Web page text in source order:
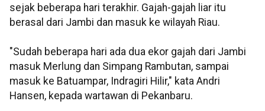
sejak beberapa hari terakhir. Gajah-gajah liar itu
berasal dari Jambi dan masuk ke wilayah Riau.
"Sudah beberapa hari ada dua ekor gajah dari Jambi
masuk Merlung dan Simpang Rambutan, sampai
masuk ke Batuampar, Indragiri Hilir," kata Andri
Hansen, kepada wartawan di Pekanbaru.